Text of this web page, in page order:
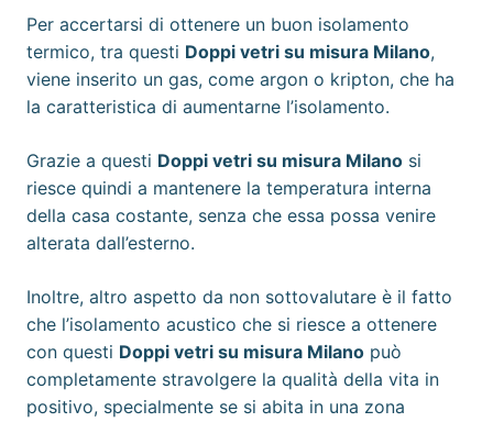
Per accertarsi di ottenere un buon isolamento
termico, tra questi Doppi vetri su misura Milano,
viene inserito un gas, come argon o kripton, che ha
la caratteristica di aumentarne l’isolamento.
Grazie a questi Doppi vetri su misura Milano si
riesce quindi a mantenere la temperatura interna
della casa costante, senza che essa possa venire
alterata dall’esterno.
Inoltre, altro aspetto da non sottovalutare è il fatto
che l’isolamento acustico che si riesce a ottenere
con questi Doppi vetri su misura Milano può
completamente stravolgere la qualità della vita in
positivo, specialmente se si abita in una zona